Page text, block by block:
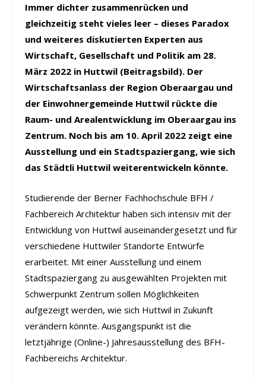
Immer dichter zusammenrücken und
gleichzeitig steht vieles leer – dieses Paradox
und weiteres diskutierten Experten aus
Wirtschaft, Gesellschaft und Politik am 28.
März 2022 in Huttwil (Beitragsbild). Der
Wirtschaftsanlass der Region Oberaargau und
der Einwohnergemeinde Huttwil rückte die
Raum- und Arealentwicklung im Oberaargau ins
Zentrum. Noch bis am 10. April 2022 zeigt eine
Ausstellung und ein Stadtspaziergang, wie sich
das Städtli Huttwil weiterentwickeln könnte.
Studierende der Berner Fachhochschule BFH /
Fachbereich Architektur haben sich intensiv mit der
Entwicklung von Huttwil auseinandergesetzt und für
verschiedene Huttwiler Standorte Entwürfe
erarbeitet. Mit einer Ausstellung und einem
Stadtspaziergang zu ausgewählten Projekten mit
Schwerpunkt Zentrum sollen Möglichkeiten
aufgezeigt werden, wie sich Huttwil in Zukunft
verändern könnte. Ausgangspunkt ist die
letztjährige (Online-) Jahresausstellung des BFH-
Fachbereichs Architektur.